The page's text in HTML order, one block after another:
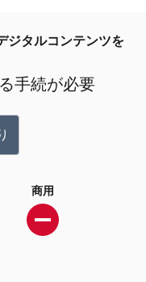
ジタルコンテンツを
手続が必要
商用